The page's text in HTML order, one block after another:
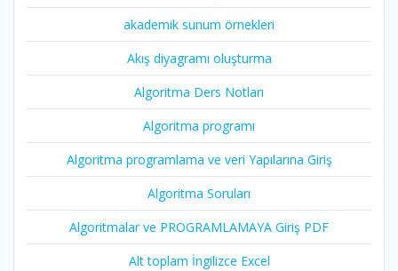
akademik sunum örnekleri
Akış diyagramı oluşturma
Algoritma Ders Notları
Algoritma programı
Algoritma programlama ve veri Yapılarına Giriş
Algoritma Soruları
Algoritmalar ve PROGRAMLAMAYA Giriş PDF
Alt toplam İngilizce Excel